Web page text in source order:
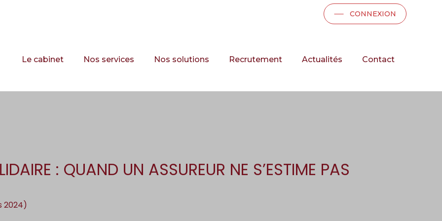
CONNEXION
Le cabinet Nos services Nos solutions Recrutement Actualités Contact
: QUAND UN ASSUREUR NE S’ESTIME PAS
2024)